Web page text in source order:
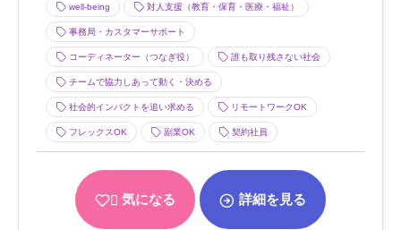
well-being 対人支援（教育・保育・医療・福祉）
事務局・カスタマーサポート
コーディネーター（つなぎ役） 誰も取り残さない社会
チームで協力しあって動く・決める
社会的インパクトを追い求める リモートワークOK
フレックスOK 副業OK 契約社員
気になる 詳細を見る